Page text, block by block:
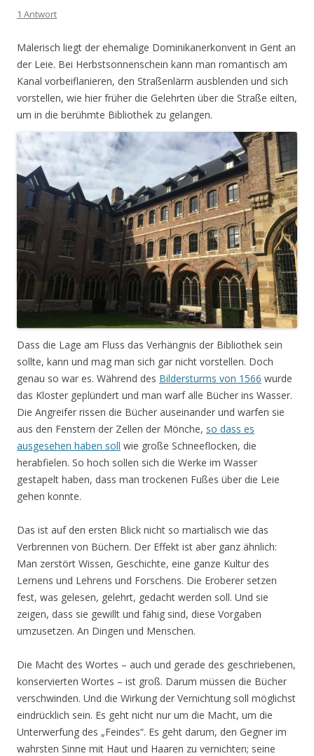
1 Antwort
Malerisch liegt der ehemalige Dominikanerkonvent in Gent an
der Leie. Bei Herbstsonnenschein kann man romantisch am
Kanal vorbeiflanieren, den Straßenlärm ausblenden und sich
vorstellen, wie hier früher die Gelehrten über die Straße eilten,
um in die berühmte Bibliothek zu gelangen.
Dass die Lage am Fluss das Verhängnis der Bibliothek sein
sollte, kann und mag man sich gar nicht vorstellen. Doch
genau so war es. Während des Bildersturms von 1566 wurde
das Kloster geplündert und man warf alle Bücher ins Wasser.
Die Angreifer rissen die Bücher auseinander und warfen sie
aus den Fenstern der Zellen der Mönche, so dass es
ausgesehen haben soll wie große Schneeflocken, die
herabfielen. So hoch sollen sich die Werke im Wasser
gestapelt haben, dass man trockenen Fußes über die Leie
gehen konnte.
Das ist auf den ersten Blick nicht so martialisch wie das
Verbrennen von Büchern. Der Effekt ist aber ganz ähnlich:
Man zerstört Wissen, Geschichte, eine ganze Kultur des
Lernens und Lehrens und Forschens. Die Eroberer setzen
fest, was gelesen, gelehrt, gedacht werden soll. Und sie
zeigen, dass sie gewillt und fähig sind, diese Vorgaben
umzusetzen. An Dingen und Menschen.
Die Macht des Wortes – auch und gerade des geschriebenen,
konservierten Wortes – ist groß. Darum müssen die Bücher
verschwinden. Und die Wirkung der Vernichtung soll möglichst
eindrücklich sein. Es geht nicht nur um die Macht, um die
Unterwerfung des „Feindes“. Es geht darum, den Gegner im
wahrsten Sinne mit Haut und Haaren zu vernichten; seine